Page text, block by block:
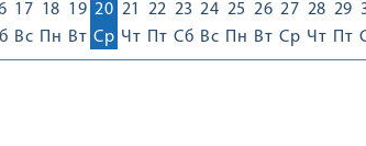
17
Вс
18
Пн
19
Вт
20
Ср
21
Чт
22
Пт
23
Сб
24
Вс
25
Пн
26
Вт
27
Ср
28
Чт
29
Пт